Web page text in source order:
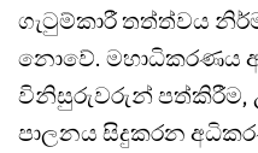
ගැටුම්කාරී තත්ත්වය
නොවේ. මහාධිකරණය
විනිසුරුවරුන් පත්කිරීම,
පාලනය සිදුකරන